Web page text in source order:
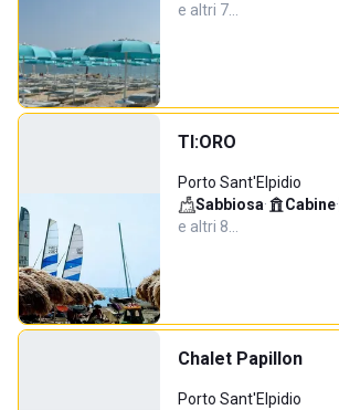
e altri 7…
TI:ORO
Porto Sant'Elpidio
Sabbiosa· Cabine·
e altri 8…
Chalet Papillon
Porto Sant'Elpidio